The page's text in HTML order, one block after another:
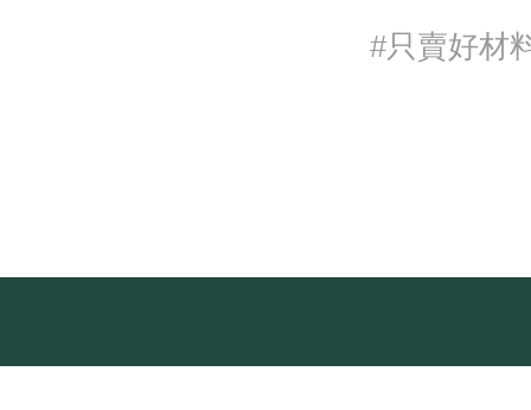
#只賣好材